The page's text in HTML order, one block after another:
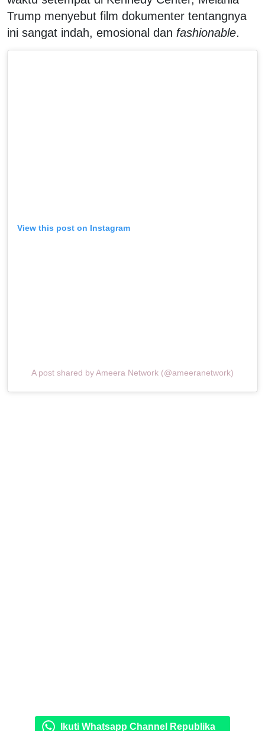
Trump menyebut film dokumenter tentangnya
ini sangat indah, emosional dan fashionable.
View this post on Instagram
A post shared by Ameera Network (@ameeranetwork)
Ikuti Whatsapp Channel Republika